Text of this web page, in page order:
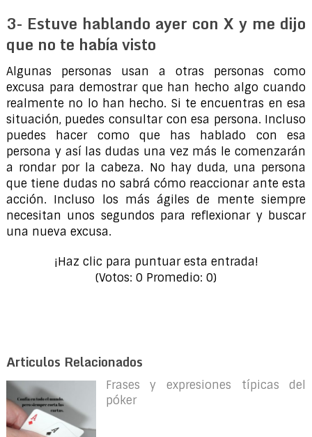
3- Estuve hablando ayer con X y me dijo
que no te había visto
Algunas personas usan a otras personas como
excusa para demostrar que han hecho algo cuando
realmente no lo han hecho. Si te encuentras en esa
situación, puedes consultar con esa persona. Incluso
puedes hacer como que has hablado con esa
persona y así las dudas una vez más le comenzarán
a rondar por la cabeza. No hay duda, una persona
que tiene dudas no sabrá cómo reaccionar ante esta
acción. Incluso los más ágiles de mente siempre
necesitan unos segundos para reflexionar y buscar
una nueva excusa.
¡Haz clic para puntuar esta entrada!
(Votos: 0 Promedio: 0)
Articulos Relacionados
Frases y expresiones típicas del
póker